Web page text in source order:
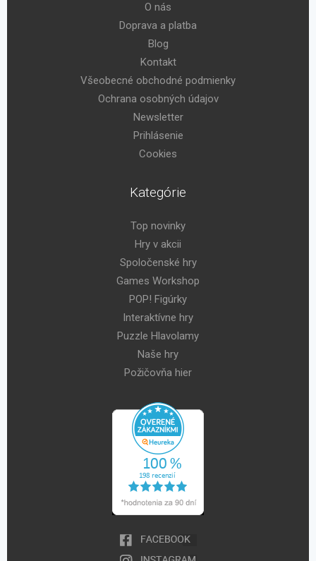
O nás
Doprava a platba
Blog
Kontakt
Všeobecné obchodné podmienky
Ochrana osobných údajov
Newsletter
Prihlásenie
Cookies
Kategórie
Top novinky
Hry v akcii
Spoločenské hry
Games Workshop
POP! Figúrky
Interaktívne hry
Puzzle Hlavolamy
Naše hry
Požičovňa hier